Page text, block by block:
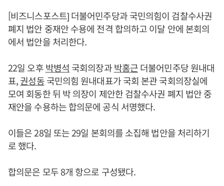
[비즈니스포스트] 더불어민주당과 국민의힘이 검찰수사권
폐지 법안 중재안 수용에 전격 합의하고 이달 안에 본회의
에서 법안을 처리한다.
22일 오후박병석 국회의장과박홍근더불어민주당 원내대
표,권성동국민의힘 원내대표가 국회 본관 국회의장실에
모여 회동한 뒤 박 의장이 제안한 검찰수사권 폐지 법안 중
재안을 수용하는 합의문에 공식 서명했다.
이들은 28일 또는 29일 본회의를 소집해 법안을 처리하기
로 했다.
합의문은 모두 8개 항으로 구성됐다.